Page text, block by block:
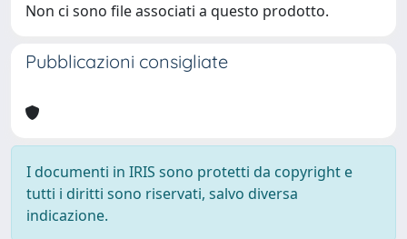
Non ci sono file associati a questo prodotto.
Pubblicazioni consigliate
I documenti in IRIS sono protetti da copyright e
tutti i diritti sono riservati, salvo diversa
indicazione.